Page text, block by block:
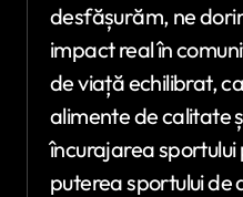
desfășurăm, ne
impact real în
de viață echilibrat,
alimente de calitate
încurajarea
puterea sportului de